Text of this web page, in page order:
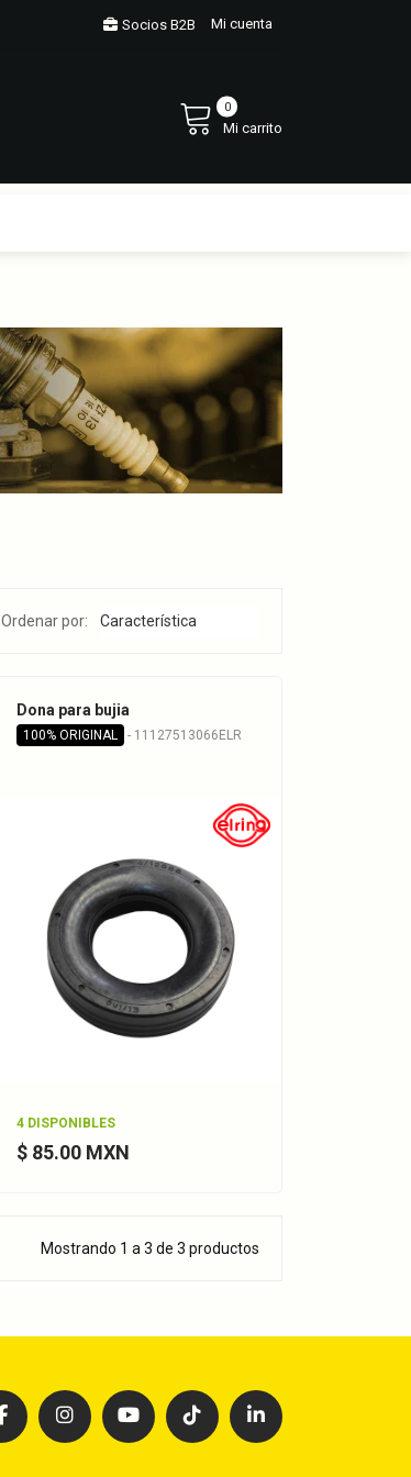
Socios B2B Mi cuenta
0
Mi carrito
Ordenar por:
Dona para bujia
100% ORIGINAL - 11127513066ELR
4 DISPONIBLES
$ 85.00 MXN
Mostrando 1 a 3 de 3 productos